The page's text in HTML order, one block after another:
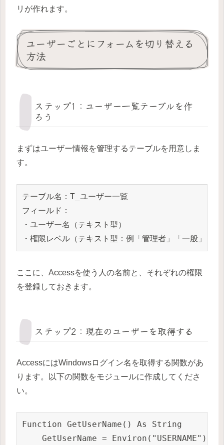
リが作れます。
ユーザーごとにフォームを切り替える
方法
ステップ1：ユーザー一覧テーブルを作
ろう
まずはユーザー情報を管理するテーブルを用意しま
す。
テーブル名：T_ユーザー一覧
フィールド：
・ユーザー名（テキスト型）
・権限レベル（テキスト型：例「管理者」「一般」）
ここに、Accessを使う人の名前と、それぞれの権限
を登録しておきます。
ステップ2：現在のユーザーを取得する
AccessにはWindowsログイン名を取得する関数があ
ります。以下の関数をモジュールに作成してくださ
い。
Function GetUserName() As String
    GetUserName = Environ("USERNAME")